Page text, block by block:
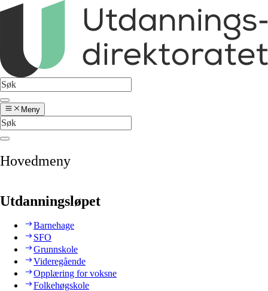
Meny
Hovedmeny
Utdanningsløpet
Barnehage
SFO
Grunnskole
Videregående
Opplæring for voksne
Folkehøgskole